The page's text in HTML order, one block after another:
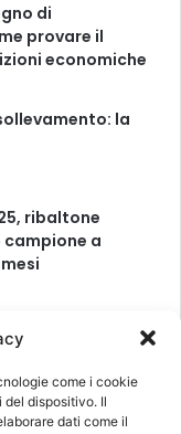
come i cookie
dispositivo. Il
dati come il
di
provare il
economiche
la
ribaltone
a